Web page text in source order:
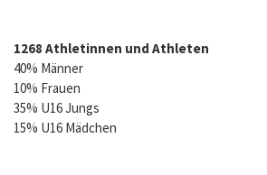
1268 Athletinnen und Athleten
40% Männer
10% Frauen
35% U16 Jungs
15% U16 Mädchen